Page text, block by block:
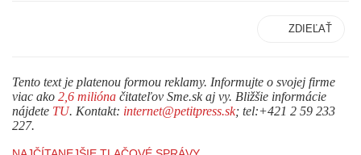
ZDIEĽAŤ
Tento text je platenou formou reklamy. Informujte o svojej firme
viac ako 2,6 milióna čitateľov Sme.sk aj vy. Bližšie informácie
nájdete TU. Kontakt: internet@petitpress.sk; tel:+421 2 59 233
227.